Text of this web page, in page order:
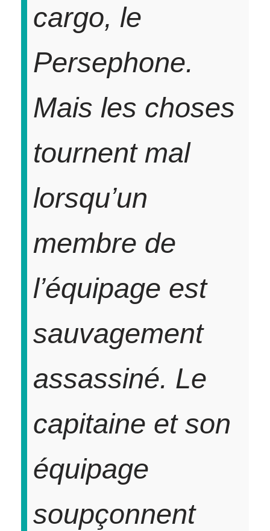
cargo, le
Persephone.
Mais les choses
tournent mal
lorsqu’un
membre de
l’équipage est
sauvagement
assassiné. Le
capitaine et son
équipage
soupçonnent